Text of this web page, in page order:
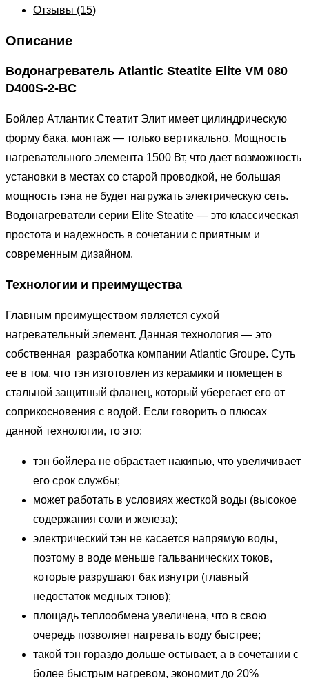
Отзывы (15)
Описание
Водонагреватель Atlantic Steatite Elite VM 080
D400S-2-BC
Бойлер Атлантик Стеатит Элит имеет цилиндрическую
форму бака, монтаж — только вертикально. Мощность
нагревательного элемента 1500 Вт, что дает возможность
установки в местах со старой проводкой, не большая
мощность тэна не будет нагружать электрическую сеть.
Водонагреватели серии Elite Steatite — это классическая
простота и надежность в сочетании с приятным и
современным дизайном.
Технологии и преимущества
Главным преимуществом является сухой
нагревательный элемент. Данная технология — это
собственная разработка компании Atlantic Groupe. Суть
ее в том, что тэн изготовлен из керамики и помещен в
стальной защитный фланец, который уберегает его от
соприкосновения с водой. Если говорить о плюсах
данной технологии, то это:
тэн бойлера не обрастает накипью, что увеличивает
его срок службы;
может работать в условиях жесткой воды (высокое
содержания соли и железа);
электрический тэн не касается напрямую воды,
поэтому в воде меньше гальванических токов,
которые разрушают бак изнутри (главный
недостаток медных тэнов);
площадь теплообмена увеличена, что в свою
очередь позволяет нагревать воду быстрее;
такой тэн гораздо дольше остывает, а в сочетании с
более быстрым нагревом, экономит до 20%